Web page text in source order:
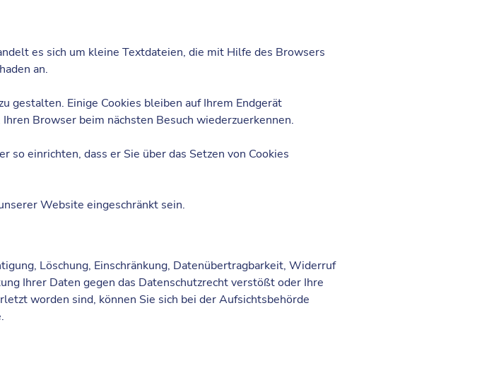
es sich um kleine Textdateien, die mit Hilfe des Browsers
an.
gestalten. Einige Cookies bleiben auf Ihrem Endgerät
Browser beim nächsten Besuch wiederzuerkennen.
so einrichten, dass er Sie über das Setzen von Cookies
Website eingeschränkt sein.
Löschung, Einschränkung, Datenübertragbarkeit, Widerruf
Ihrer Daten gegen das Datenschutzrecht verstößt oder Ihre
worden sind, können Sie sich bei der Aufsichtsbehörde